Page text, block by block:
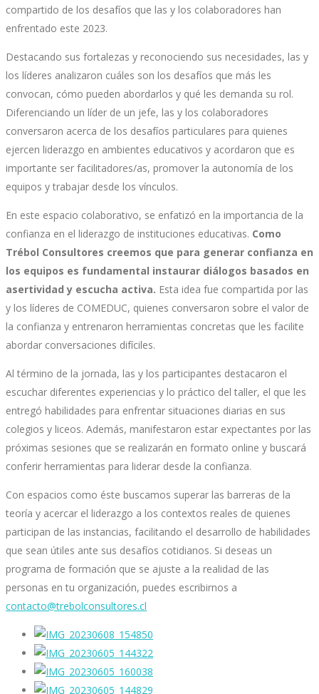
compartido de los desafíos que las y los colaboradores han
enfrentado este 2023.
Destacando sus fortalezas y reconociendo sus necesidades, las y
los líderes analizaron cuáles son los desafíos que más les
convocan, cómo pueden abordarlos y qué les demanda su rol.
Diferenciando un líder de un jefe, las y los colaboradores
conversaron acerca de los desafíos particulares para quienes
ejercen liderazgo en ambientes educativos y acordaron que es
importante ser facilitadores/as, promover la autonomía de los
equipos y trabajar desde los vínculos.
En este espacio colaborativo, se enfatizó en la importancia de la
confianza en el liderazgo de instituciones educativas. Como
Trébol Consultores creemos que para generar confianza en
los equipos es fundamental instaurar diálogos basados en
asertividad y escucha activa. Esta idea fue compartida por las
y los líderes de COMEDUC, quienes conversaron sobre el valor de
la confianza y entrenaron herramientas concretas que les facilite
abordar conversaciones difíciles.
Al término de la jornada, las y los participantes destacaron el
escuchar diferentes experiencias y lo práctico del taller, el que les
entregó habilidades para enfrentar situaciones diarias en sus
colegios y liceos. Además, manifestaron estar expectantes por las
próximas sesiones que se realizarán en formato online y buscará
conferir herramientas para liderar desde la confianza.
Con espacios como éste buscamos superar las barreras de la
teoría y acercar el liderazgo a los contextos reales de quienes
participan de las instancias, facilitando el desarrollo de habilidades
que sean útiles ante sus desafíos cotidianos. Si deseas un
programa de formación que se ajuste a la realidad de las
personas en tu organización, puedes escribirnos a
contacto@trebolconsultores.cl